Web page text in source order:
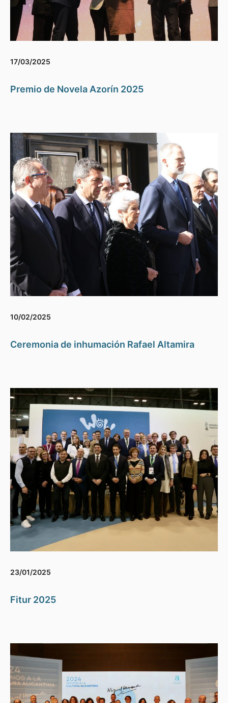
17/03/2025
Premio de Novela Azorín 2025
10/02/2025
Ceremonia de inhumación Rafael Altamira
23/01/2025
Fitur 2025